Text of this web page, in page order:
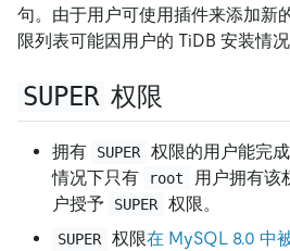
句。由于用户可使用插件来添加新
限列表可能因用户的 TiDB 安装情况
SUPER 权限
拥有 SUPER
权限的用户能完
情况下只有
root
用户拥有该
户授予
SUPER 权限。
SUPER 权限在 MySQL 8.0 中